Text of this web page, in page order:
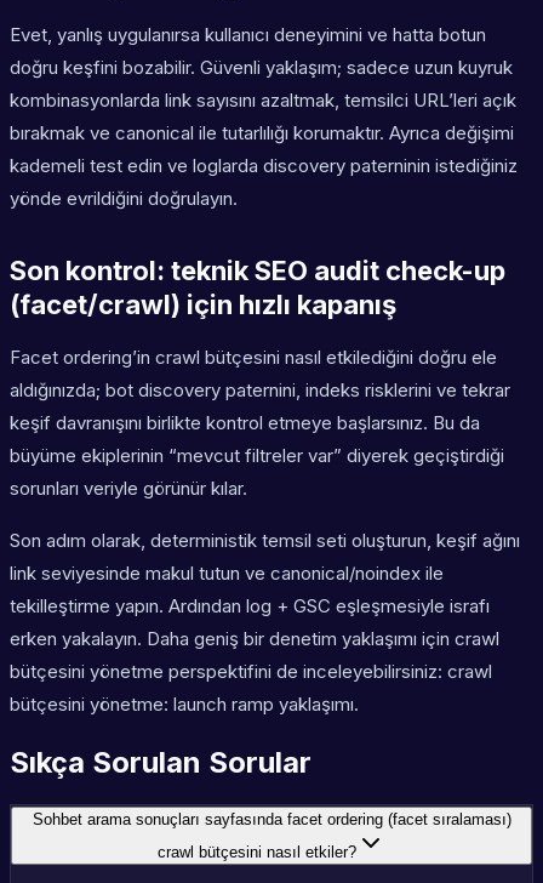
Evet, yanlış uygulanırsa kullanıcı deneyimini ve hatta botun
doğru keşfini bozabilir. Güvenli yaklaşım; sadece uzun kuyruk
kombinasyonlarda link sayısını azaltmak, temsilci URL’leri açık
bırakmak ve canonical ile tutarlılığı korumaktır. Ayrıca değişimi
kademeli test edin ve loglarda discovery paterninin istediğiniz
yönde evrildiğini doğrulayın.
Son kontrol: teknik SEO audit check-up
(facet/crawl) için hızlı kapanış
Facet ordering’in crawl bütçesini nasıl etkilediğini doğru ele
aldığınızda; bot discovery paternini, indeks risklerini ve tekrar
keşif davranışını birlikte kontrol etmeye başlarsınız. Bu da
büyüme ekiplerinin “mevcut filtreler var” diyerek geçiştirdiği
sorunları veriyle görünür kılar.
Son adım olarak, deterministik temsil seti oluşturun, keşif ağını
link seviyesinde makul tutun ve canonical/noindex ile
tekilleştirme yapın. Ardından log + GSC eşleşmesiyle israfı
erken yakalayın. Daha geniş bir denetim yaklaşımı için crawl
bütçesini yönetme perspektifini de inceleyebilirsiniz: crawl
bütçesini yönetme: launch ramp yaklaşımı.
Sıkça Sorulan Sorular
Sohbet arama sonuçları sayfasında facet ordering (facet sıralaması)
crawl bütçesini nasıl etkiler?